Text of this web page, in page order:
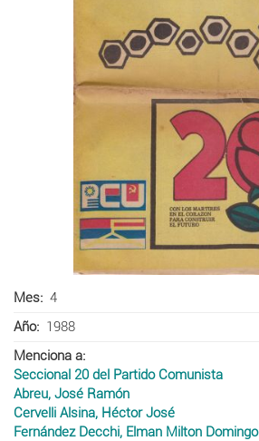
Mes
4
Año
1988
Menciona a
Seccional 20 del Partido Comunista
Abreu, José Ramón
Cervelli Alsina, Héctor José
Fernández Decchi, Elman Milton Domingo